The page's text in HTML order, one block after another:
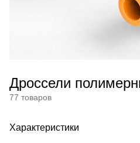
Дроссели
77 товаров
Характеристики